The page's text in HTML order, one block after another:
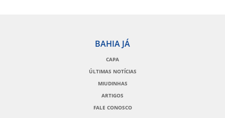
BAHIA JÁ
CAPA
ÚLTIMAS NOTÍCIAS
MIUDINHAS
ARTIGOS
FALE CONOSCO